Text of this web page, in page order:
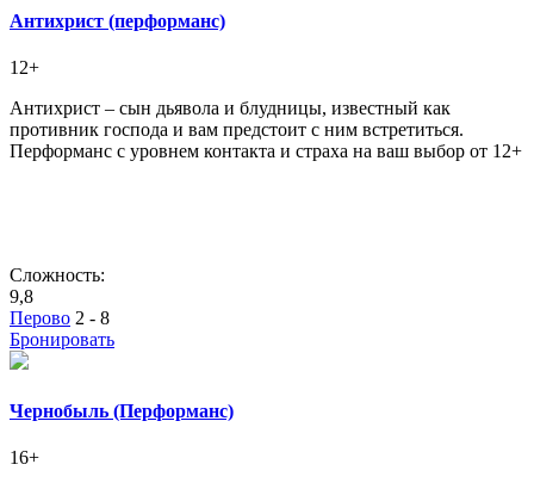
Антихрист (перформанс)
12+
Антихрист – сын дьявола и блудницы, известный как
противник господа и вам предстоит с ним встретиться.
Перформанс с уровнем контакта и страха на ваш выбор от 12+
Сложность:
9,8
Перово 2 - 8
Бронировать
Чернобыль (Перформанс)
16+